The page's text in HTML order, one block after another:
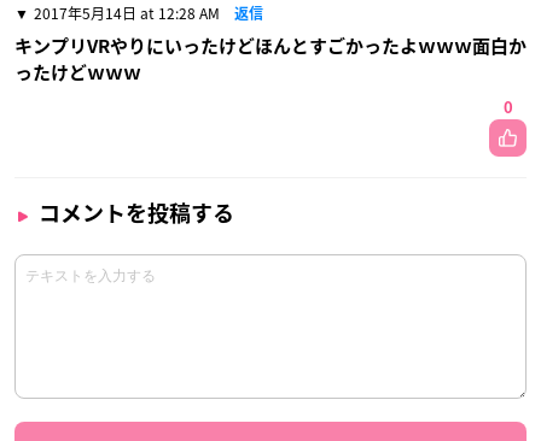
2017年5月14日 at 12:28 AM 返信
キンプリVRやりにいったけどほんとすごかったよｗｗｗ面白か
ったけどｗｗｗ
0
コメントを投稿する